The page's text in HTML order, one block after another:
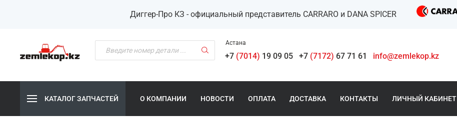
Диггер-Про КЗ - официальный представитель CARRARO и DANA SPICER
Астана
+7 (7014) 19 09 05 +7 (7172) 67 71 61 info@zemlekop.kz
КАТАЛОГ ЗАПЧАСТЕЙ О КОМПАНИИ НОВОСТИ ОПЛАТА ДОСТАВКА КОНТАКТЫ ЛИЧНЫЙ КАБИНЕТ